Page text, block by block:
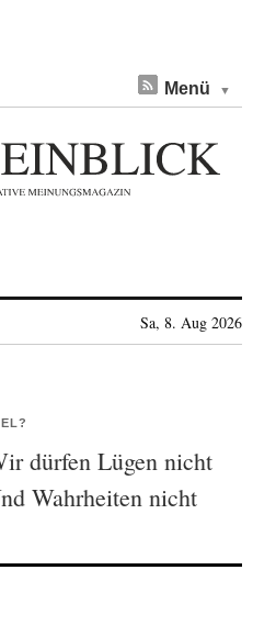
Menü
Sa, 8. Aug 2026
dürfen Lügen nicht
Wahrheiten nicht